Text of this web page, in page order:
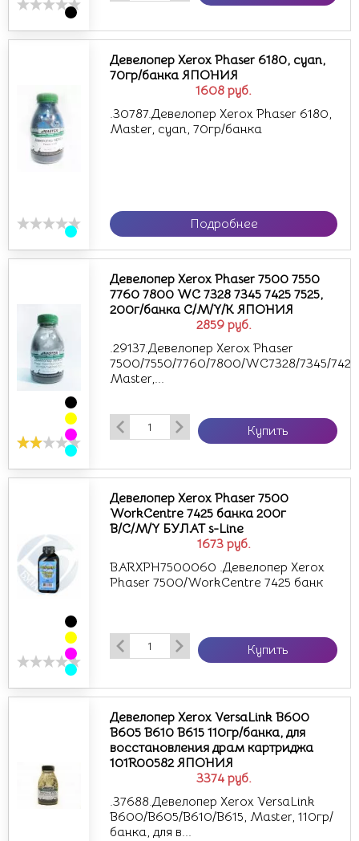
1608 руб.
Девелопер Xerox Phaser 6180, cyan,
70гр/банка ЯПОНИЯ
.30787.Девелопер Xerox Phaser 6180,
Master, cyan, 70гр/банка
Подробнее
2859 руб.
Девелопер Xerox Phaser 7500 7550
7760 7800 WC 7328 7345 7425 7525,
200г/банка C/M/Y/K ЯПОНИЯ
.29137.Девелопер Xerox Phaser
7500/7550/7760/7800/WC7328/7345/
Master,...
Купить
1673 руб.
Девелопер Xerox Phaser 7500
WorkCentre 7425 банка 200г
B/C/M/Y БУЛАТ s-Line
BARXPH7500060 .Девелопер Xerox
Phaser 7500/WorkCentre 7425 банк
Купить
3374 руб.
Девелопер Xerox VersaLink B600
B605 B610 B615 110гр/банка, для
восстановления драм картриджа
101R00582 ЯПОНИЯ
.37688.Девелопер Xerox VersaLink
B600/B605/B610/B615, Master, 110гр/
банка, для в...